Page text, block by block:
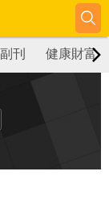
副刊 健康財富